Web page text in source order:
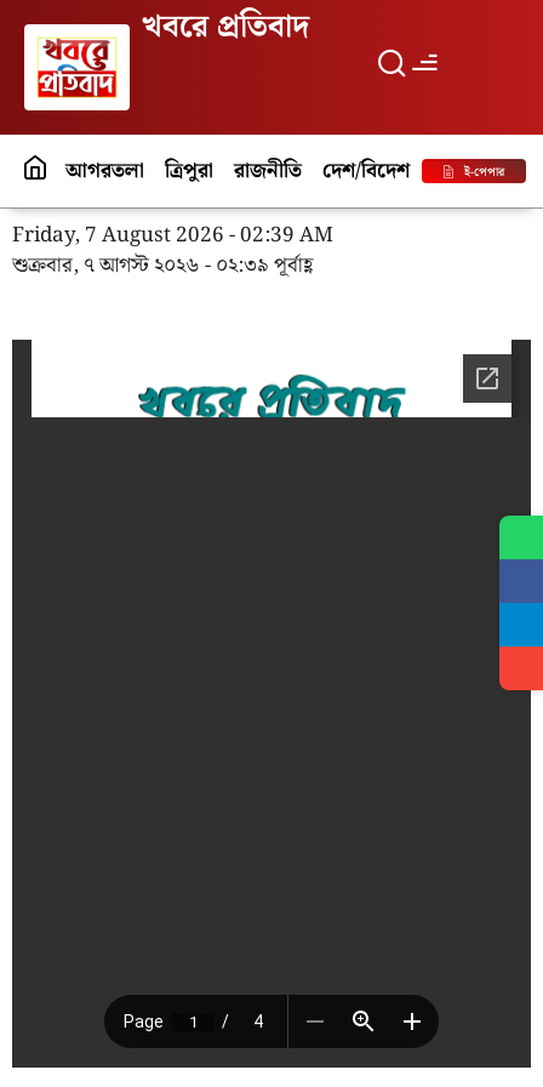
খবরে প্রতিবাদ
আগরতলা ত্রিপুরা রাজনীতি দেশ/বিদেশ পর্যটনই-পেপার
Friday, 7 August 2026 - 02:39 AM
শুক্রবার, ৭ আগস্ট ২০২৬ - ০২:৩৯ পূর্বাহ্ণ